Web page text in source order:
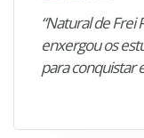
“Natural de Frei
enxergou os
para conquistar